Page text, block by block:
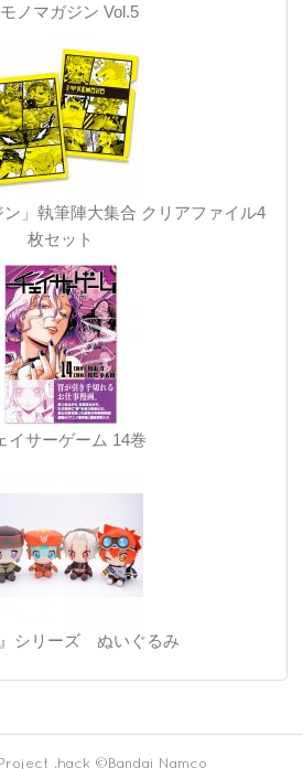
ノマガジン Vol.5
ン」執筆陣大集合 クリアファイル4
枚セット
イサーゲーム 14巻
』シリーズ ぬいぐるみ
.hack ©Bandai Namco